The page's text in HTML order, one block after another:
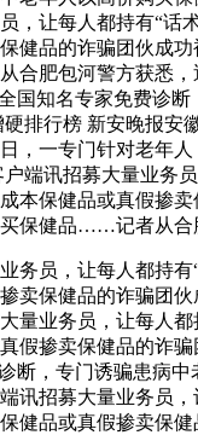
，让每人都持有“
健品的诈骗团伙成
肥包河警方获悉，
国知名专家免费诊
排行榜 新安晚报
一专门针对老年人
端讯招募大量业务
本保健品或真假掺
保健品……记者从合
务员，让每人都持
卖保健品的诈骗团伙
量业务员，让每人
假掺卖保健品的诈
断，专门诱骗患病
讯招募大量业务员
健品或真假掺卖保